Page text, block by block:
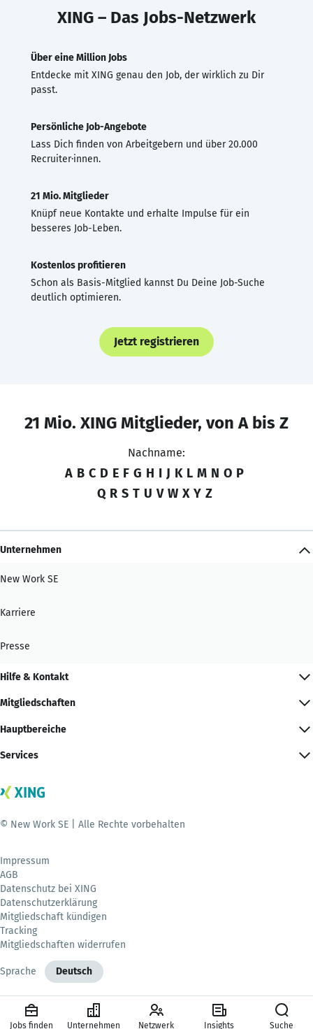
XING – Das Jobs-Netzwerk
Über eine Million Jobs
Entdecke mit XING genau den Job, der wirklich zu Dir
passt.
Persönliche Job-Angebote
Lass Dich finden von Arbeitgebern und über 20.000
Recruiter·innen.
21 Mio. Mitglieder
Knüpf neue Kontakte und erhalte Impulse für ein
besseres Job-Leben.
Kostenlos profitieren
Schon als Basis-Mitglied kannst Du Deine Job-Suche
deutlich optimieren.
Jetzt registrieren
21 Mio. XING Mitglieder, von A bis Z
Nachname:
A B C D E F G H I J K L M N O P
Q R S T U V W X Y Z
Unternehmen
New Work SE
Karriere
Presse
Hilfe & Kontakt
Mitgliedschaften
Hauptbereiche
Services
© New Work SE | Alle Rechte vorbehalten
Impressum
AGB
Datenschutz bei XING
Datenschutzerklärung
Mitgliedschaft kündigen
Tracking
Mitgliedschaften widerrufen
Sprache Deutsch
Jobs finden Unternehmen Netzwerk Insights Suche